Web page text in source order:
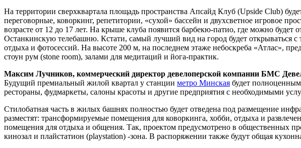
На территории сверхквартала площадь пространства Апсайд Клуб (Upside Club)
переговорные, коворкинг, репетитории, «сухой» бассейн и двухсветное игровое
возрасте от 12 до 17 лет. На крыше клуба появится барбекю-патио, где можно будет
Останкинскую телебашню. Кстати, самый лучший вид на город будет открываться
отдыха и фотосессий. На высоте 200 м, на последнем этаже небоскреба «Атлас»,
стоун рум (stone room), залами для медитаций и йога-практик.
Максим Лучников, коммерческий директор девелоперской компании БМС
Будущий премиальный жилой квартал у станции метро Минская будет
рестораны, фудмаркеты, салоны красоты и другие предприятия с необходимыми
Стилобатная часть в жилых башнях полностью будет отведена под размещение
разместят: трансформируемые помещения для коворкинга, хобби, отдыха и
помещения для отдыха и общения. Так, проектом предусмотрено в общественных
кинозал и плайстатион (playstation) -зона. В распоряжении также будут общая